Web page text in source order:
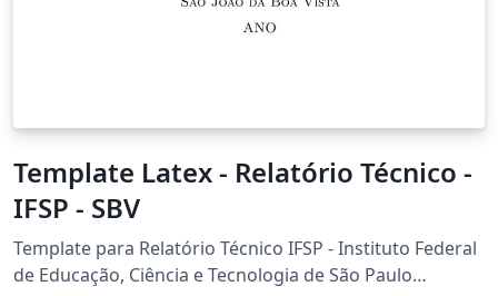
Template Latex - Relatório Técnico -
IFSP - SBV
Template para Relatório Técnico IFSP - Instituto Federal
de Educação, Ciência e Tecnologia de São Paulo